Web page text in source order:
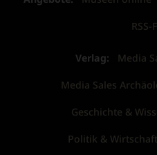
RSS-
Verlag: Media
Media Sales
Geschichte &
Politik & Wirtschaft